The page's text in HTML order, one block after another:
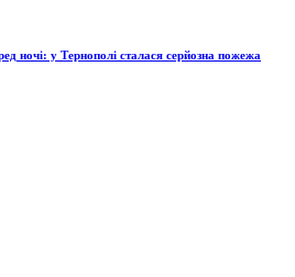
ночі: у Тернополі сталася серйозна пожежа